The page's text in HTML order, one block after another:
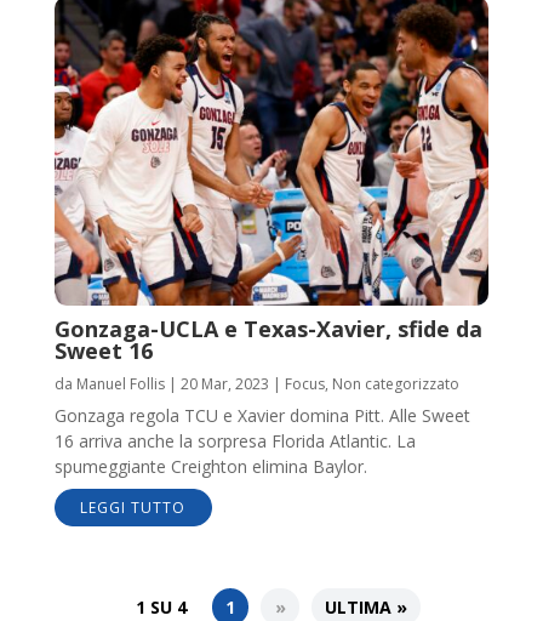
Gonzaga-UCLA e Texas-Xavier, sfide da
Sweet 16
da Manuel Follis| 20 Mar, 2023 | Focus, Non categorizzato
Gonzaga regola TCU e Xavier domina Pitt. Alle Sweet
16 arriva anche la sorpresa Florida Atlantic. La
spumeggiante Creighton elimina Baylor.
LEGGI TUTTO
1 SU 4 1 » ULTIMA »